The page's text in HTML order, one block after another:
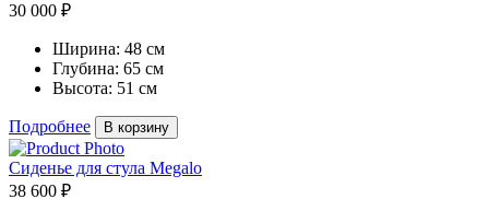
30 000 ₽
Ширина: 48 см
Глубина: 65 см
Высота: 51 см
Подробнее В корзину
Сиденье для стула Megalo
38 600 ₽